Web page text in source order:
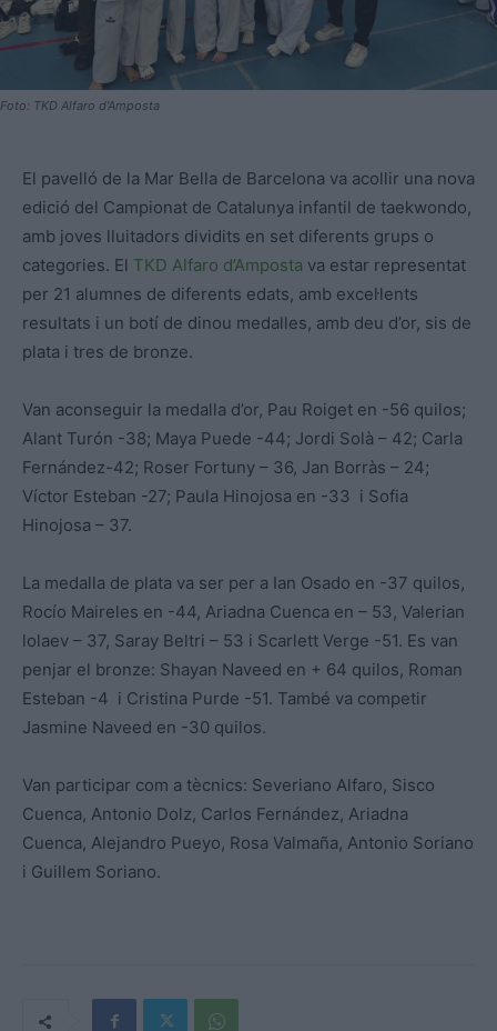
Foto: TKD Alfaro d'Amposta
El pavelló de la Mar Bella de Barcelona va acollir una nova
edició del Campionat de Catalunya infantil de taekwondo,
amb joves lluitadors dividits en set diferents grups o
categories. El TKD Alfaro d’Amposta va estar representat
per 21 alumnes de diferents edats, amb excel·lents
resultats i un botí de dinou medalles, amb deu d’or, sis de
plata i tres de bronze.
Van aconseguir la medalla d’or, Pau Roiget en -56 quilos;
Alant Turón -38; Maya Puede -44; Jordi Solà – 42; Carla
Fernández-42; Roser Fortuny – 36, Jan Borràs – 24;
Víctor Esteban -27; Paula Hinojosa en -33 i Sofia
Hinojosa – 37.
La medalla de plata va ser per a Ian Osado en -37 quilos,
Rocío Maireles en -44, Ariadna Cuenca en – 53, Valerian
lolaev – 37, Saray Beltri – 53 i Scarlett Verge -51. Es van
penjar el bronze: Shayan Naveed en + 64 quilos, Roman
Esteban -4 i Cristina Purde -51. També va competir
Jasmine Naveed en -30 quilos.
Van participar com a tècnics: Severiano Alfaro, Sisco
Cuenca, Antonio Dolz, Carlos Fernández, Ariadna
Cuenca, Alejandro Pueyo, Rosa Valmaña, Antonio Soriano
i Guillem Soriano.